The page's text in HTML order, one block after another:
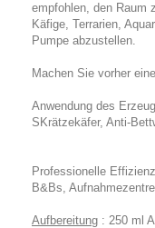
empfohlen, den Raum
Käfige, Terrarien,
Pumpe abzustellen.
Machen Sie vorher
Anwendung des
S Krätzekäfer, Anti-
Professionelle
B&Bs,
Aufbereitung : 250 ml